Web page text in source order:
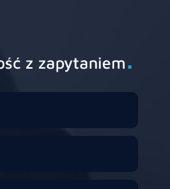
z zapytaniem.